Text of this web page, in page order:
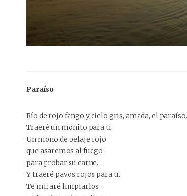
Paraíso
Río de rojo fango y cielo gris, amada, el paraíso.
Traeré un monito para ti.
Un mono de pelaje rojo
que asaremos al fuego
para probar su carne.
Y traeré pavos rojos para ti.
Te miraré limpiarlos